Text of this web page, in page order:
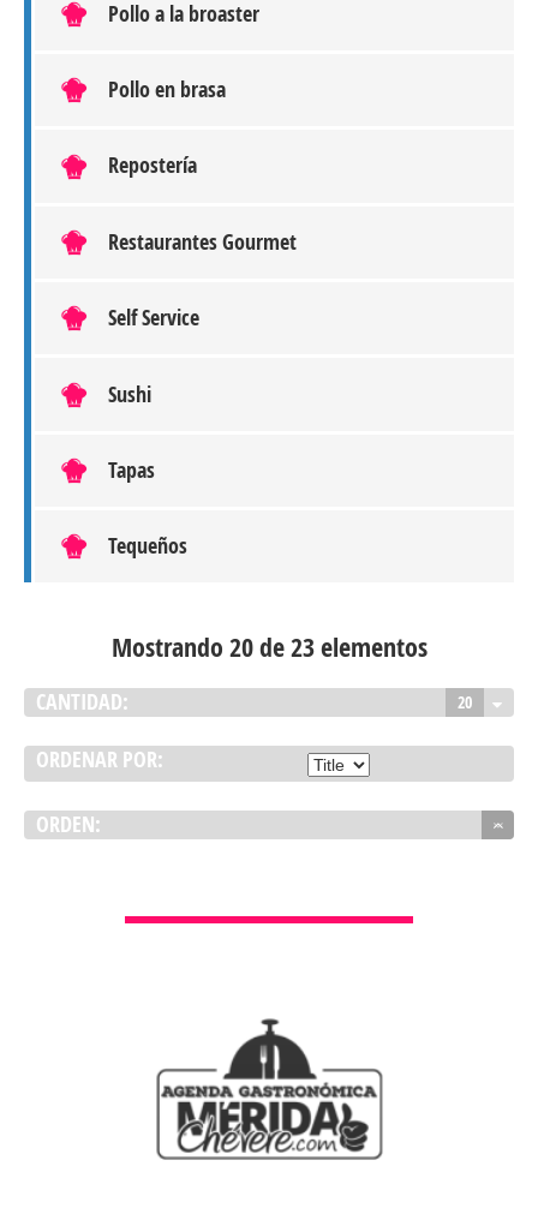
Pollo a la broaster
Pollo en brasa
Repostería
Restaurantes Gourmet
Self Service
Sushi
Tapas
Tequeños
Mostrando 20 de 23 elementos
CANTIDAD: 20
ORDENAR POR:
ORDEN: